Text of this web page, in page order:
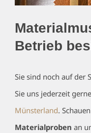
Betrieb
Sie sind noch auf der
Sie uns jederzeit
Münsterland.
Materialproben an